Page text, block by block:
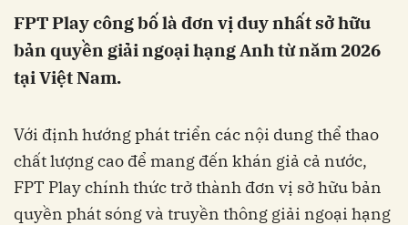
FPT Play công bố là đơn vị duy nhất sở hữu
bản quyền giải ngoại hạng Anh từ năm 2026
tại Việt Nam.
Với định hướng phát triển các nội dung thể thao
chất lượng cao để mang đến khán giả cả nước,
FPT Play chính thức trở thành đơn vị sở hữu bản
quyền phát sóng và truyền thông giải ngoại hạng